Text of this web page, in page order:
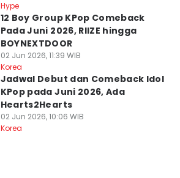
Hype
12 Boy Group KPop Comeback
Pada Juni 2026, RIIZE hingga
BOYNEXTDOOR
02 Jun 2026, 11:39 WIB
Korea
Jadwal Debut dan Comeback Idol
KPop pada Juni 2026, Ada
Hearts2Hearts
02 Jun 2026, 10:06 WIB
Korea